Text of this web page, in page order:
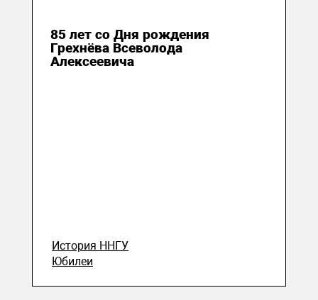
85 лет со Дня рождения
Грехнёва Всеволода
Алексеевича
История ННГУ
Юбилеи